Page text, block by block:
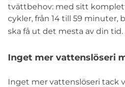
tvättbehov: med sitt
cykler, från 14 till 59 minuter,
ska få ut det mesta av din tid.
Inget mer vattenslöseri
Inget mer vattenslöseri tack